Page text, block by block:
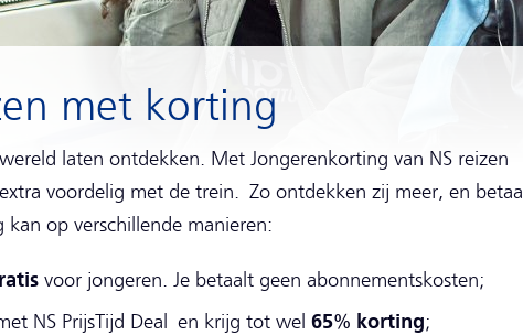
met korting
laten ontdekken. Met Jongerenkorting van NS reizen
voordelig met de trein. Zo ontdekken zij meer, en betaal
op verschillende manieren:
voor jongeren. Je betaalt geen abonnementskosten;
NS PrijsTijd Deal en krijg tot wel 65% korting;